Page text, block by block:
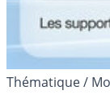
Thématique /